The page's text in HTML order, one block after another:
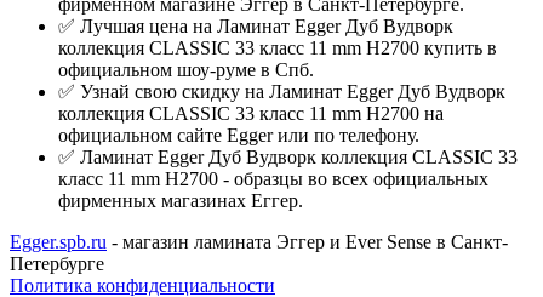
фирменном магазине Эггер в Санкт-Петербурге.
✅ Лучшая цена на Ламинат Egger Дуб Вудворк
коллекция CLASSIC 33 класс 11 mm H2700 купить в
официальном шоу-руме в Спб.
✅ Узнай свою скидку на Ламинат Egger Дуб Вудворк
коллекция CLASSIC 33 класс 11 mm H2700 на
официальном сайте Egger или по телефону.
✅ Ламинат Egger Дуб Вудворк коллекция CLASSIC 33
класс 11 mm H2700 - образцы во всех официальных
фирменных магазинах Еггер.
Egger.spb.ru - магазин ламината Эггер и Ever Sense в Санкт-
Петербурге
Политика конфиденциальности